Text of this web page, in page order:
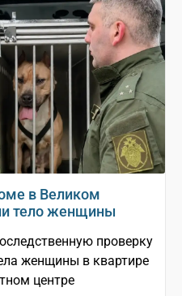
в Великом
тело женщины
проверку
женщины в квартире
центре